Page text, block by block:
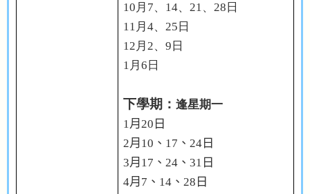
10 月 7、 14、21、28 日
11 月4、25 日
12 月2、9 日
1 月6 日
下學期：逢星期一
1月20 日
2月 10 、 17 、24 日
3月 17 、24 、31 日
4月 7 、 14 、28 日